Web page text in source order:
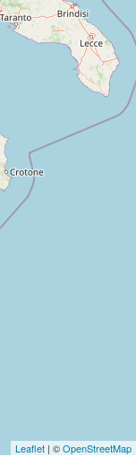
Leaflet | ©OpenStreetMap